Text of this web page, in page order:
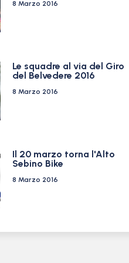
8 Marzo 2016
Le squadre al via del Giro
del Belvedere 2016
8 Marzo 2016
Il 20 marzo torna l'Alto
Sebino Bike
8 Marzo 2016